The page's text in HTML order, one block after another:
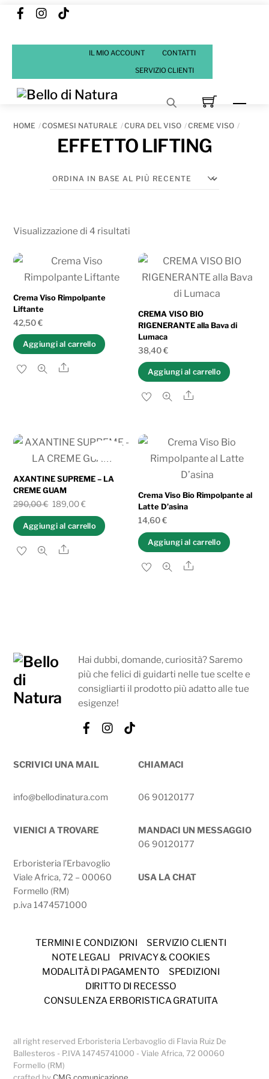
Skip
content
FacebookInstagram
IL MIO ACCOUNT CONTATTI
SERVIZIO CLIENTI
HOME COSMESI NATURALE CURA DEL VISO CREME VISO
EFFETTO LIFTING
Visualizzazione di 4 risultati
base
recente
Crema Viso Rimpolpante
Liftante
42,50€
Aggiungi al carrello
Share
CREMA VISO BIO
RIGENERANTE alla Bava di
Lumaca
38,40€
Aggiungi al carrello
Share
AXANTINE SUPREME – LA
CREME GUAM
290,00€ Il
originale
era:
189,00€
prezzo
attuale
Aggiungi al carrello
Share
Crema Viso Bio Rimpolpante al
Latte D’asina
14,60€
Aggiungi al carrello
Share
Hai dubbi, domande, curiosità? Saremo
più che felici di guidarti nelle tue scelte e
consigliarti il prodotto più adatto alle tue
esigenze!
FacebookInstagram
SCRIVICI UNA MAIL
info@bellodinatura.com
CHIAMACI
06 90120177
VIENICI A TROVARE
Erboristeria l’Erbavoglio
Viale Africa, 72 – 00060
Formello (RM)
p.iva 1474571000
MANDACI UN MESSAGGIO
06 90120177
USA LA CHAT
TERMINI E CONDIZIONI
SERVIZIO CLIENTI
NOTE LEGALI
PRIVACY & COOKIES
MODALITÀ DI PAGAMENTO
SPEDIZIONI
DIRITTO DI RECESSO
CONSULENZA ERBORISTICA GRATUITA
all right reserved Erboristeria L’erbavoglio di Flavia Ruiz De
Ballesteros - P.IVA 14745741000 - Viale Africa, 72 00060
Formello (RM)